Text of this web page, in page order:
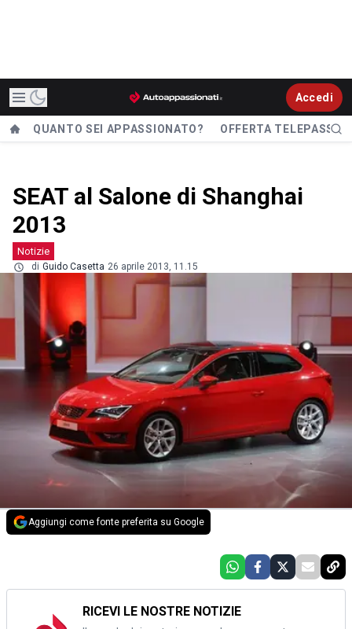
Accedi
QUANTO SEI APPASSIONATO? OFFERTA TELEPASS
SEAT al Salone di Shanghai
2013
Notizie
di Guido Casetta 26 aprile 2013, 11.15
Aggiungi come fonte preferita su Google
RICEVI LE NOSTRE NOTIZIE